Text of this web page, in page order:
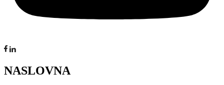
NASLOVNA